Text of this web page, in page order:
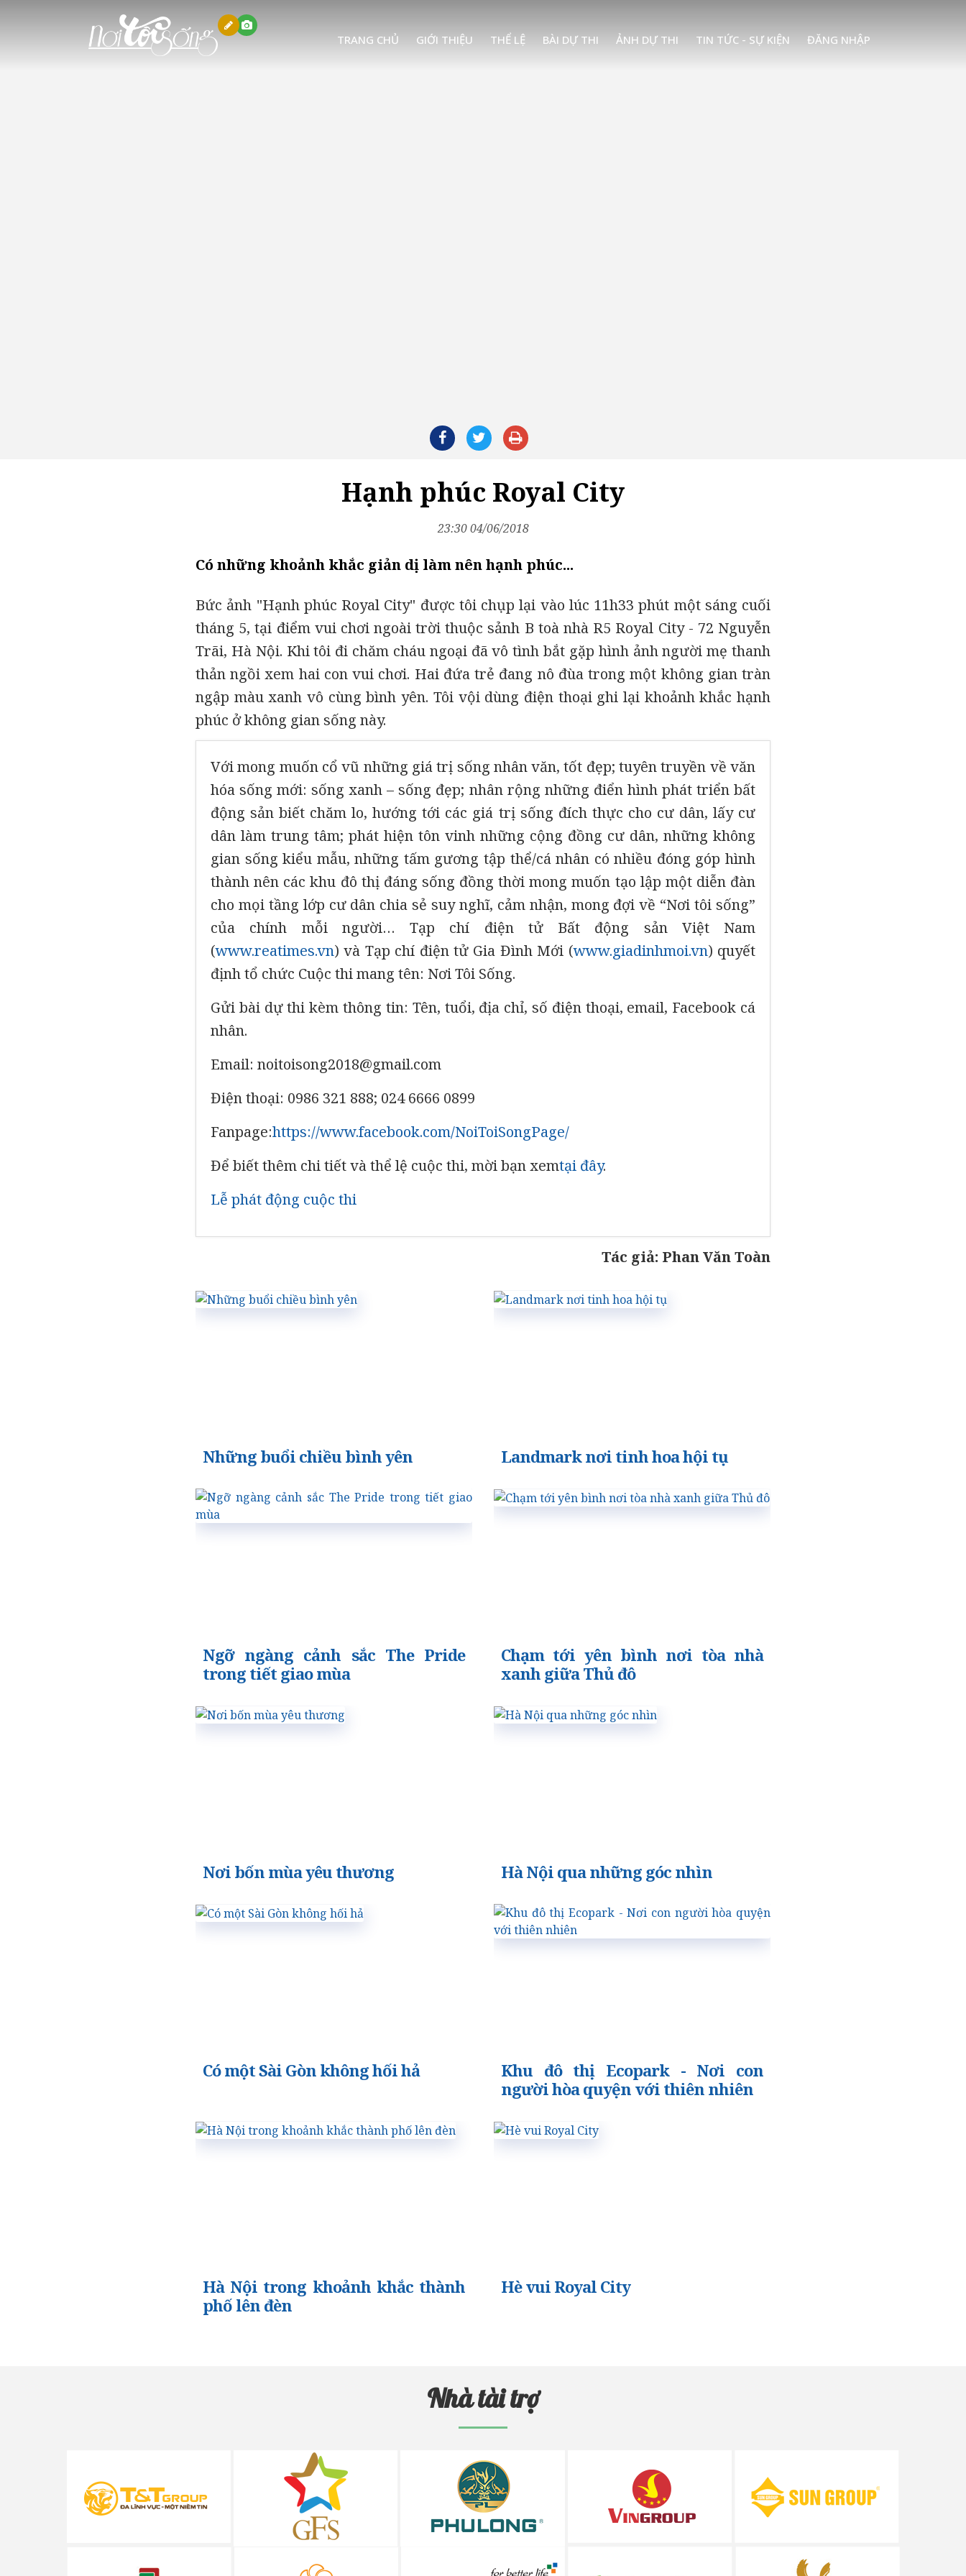
Nơi tôi sống
TRANG CHỦ GIỚI THIỆU THỂ LỆ BÀI DỰ THI ẢNH DỰ THI TIN TỨC - SỰ KIỆN ĐĂNG NHẬP
Hạnh phúc Royal City
23:30 04/06/2018
Có những khoảnh khắc giản dị làm nên hạnh phúc...
Bức ảnh "Hạnh phúc Royal City" được tôi chụp lại vào lúc 11h33 phút một sáng cuối
tháng 5, tại điểm vui chơi ngoài trời thuộc sảnh B toà nhà R5 Royal City - 72 Nguyễn
Trãi, Hà Nội. Khi tôi đi chăm cháu ngoại đã vô tình bắt gặp hình ảnh người mẹ thanh
thản ngồi xem hai con vui chơi. Hai đứa trẻ đang nô đùa trong một không gian tràn
ngập màu xanh vô cùng bình yên. Tôi vội dùng điện thoại ghi lại khoảnh khắc hạnh
phúc ở không gian sống này.
Với mong muốn cổ vũ những giá trị sống nhân văn, tốt đẹp; tuyên truyền về văn
hóa sống mới: sống xanh – sống đẹp; nhân rộng những điển hình phát triển bất
động sản biết chăm lo, hướng tới các giá trị sống đích thực cho cư dân, lấy cư
dân làm trung tâm; phát hiện tôn vinh những cộng đồng cư dân, những không
gian sống kiểu mẫu, những tấm gương tập thể/cá nhân có nhiều đóng góp hình
thành nên các khu đô thị đáng sống đồng thời mong muốn tạo lập một diễn đàn
cho mọi tầng lớp cư dân chia sẻ suy nghĩ, cảm nhận, mong đợi về “Nơi tôi sống”
của chính mỗi người… Tạp chí điện tử Bất động sản Việt Nam
(www.reatimes.vn) và Tạp chí điện tử Gia Đình Mới (www.giadinhmoi.vn) quyết
định tổ chức Cuộc thi mang tên: Nơi Tôi Sống.
Gửi bài dự thi kèm thông tin: Tên, tuổi, địa chỉ, số điện thoại, email, Facebook cá
nhân.
Email: noitoisong2018@gmail.com
Điện thoại: 0986 321 888; 024 6666 0899
Fanpage:https://www.facebook.com/NoiToiSongPage/
Để biết thêm chi tiết và thể lệ cuộc thi, mời bạn xemtại đây.
Lễ phát động cuộc thi
Tác giả: Phan Văn Toàn
Những buổi chiều bình yên Landmark nơi tinh hoa hội tụ
Ngỡ ngàng cảnh sắc The Pride
trong tiết giao mùa
Chạm tới yên bình nơi tòa nhà
xanh giữa Thủ đô
Nơi bốn mùa yêu thương Hà Nội qua những góc nhìn
Có một Sài Gòn không hối hả
Khu đô thị Ecopark - Nơi con
người hòa quyện với thiên nhiên
Hà Nội trong khoảnh khắc thành
phố lên đèn
Hè vui Royal City
Nhà tài trợ